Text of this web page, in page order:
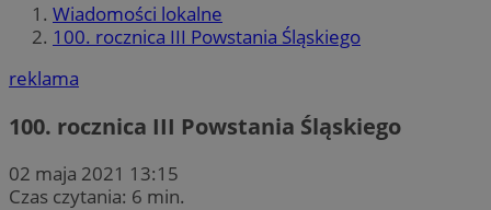
Wiadomości lokalne
100. rocznica III Powstania Śląskiego
reklama
100. rocznica III Powstania Śląskiego
02 maja 2021 13:15
Czas czytania: 6 min.